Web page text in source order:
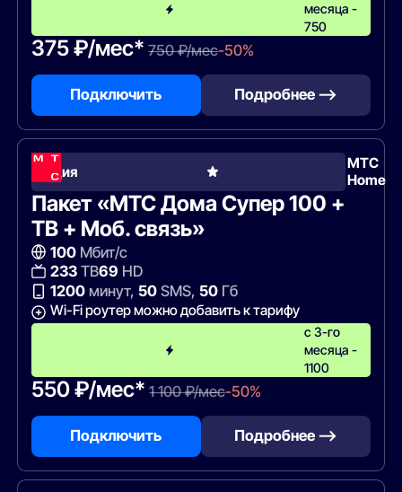
месяца -
750
375 ₽/мес* 750 ₽/мес-50%
Подключить Подробнее —>
Акция
МТС
Home
Пакет «МТС Дома Супер 100 +
ТВ + Моб. связь»
100Мбит/с
233ТВ69 HD
1200минут, 50SMS, 50Гб
Wi-Fi роутер можно добавить к тарифу
с 3-го
месяца -
1100
550 ₽/мес* 1 100 ₽/мес-50%
Подключить Подробнее —>